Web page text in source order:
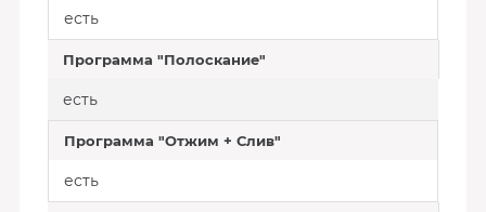
есть
Программа "Полоскание"
есть
Программа "Отжим + Слив"
есть